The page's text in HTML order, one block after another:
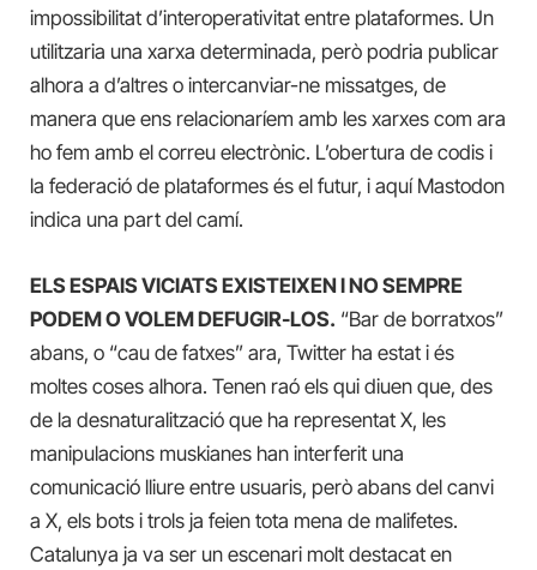
impossibilitat d’interoperativitat entre plataformes. Un
utilitzaria una xarxa determinada, però podria publicar
alhora a d’altres o intercanviar-ne missatges, de
manera que ens relacionaríem amb les xarxes com ara
ho fem amb el correu electrònic. L’obertura de codis i
la federació de plataformes és el futur, i aquí Mastodon
indica una part del camí.
ELS ESPAIS VICIATS EXISTEIXEN I NO SEMPRE
PODEM O VOLEM DEFUGIR-LOS. “Bar de borratxos”
abans, o “cau de fatxes” ara, Twitter ha estat i és
moltes coses alhora. Tenen raó els qui diuen que, des
de la desnaturalització que ha representat X, les
manipulacions muskianes han interferit una
comunicació lliure entre usuaris, però abans del canvi
a X, els bots i trols ja feien tota mena de malifetes.
Catalunya ja va ser un escenari molt destacat en